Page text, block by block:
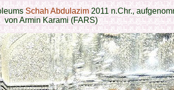
Schah Abdulazim2011 n.Chr.,
von Armin Karami (FARS)